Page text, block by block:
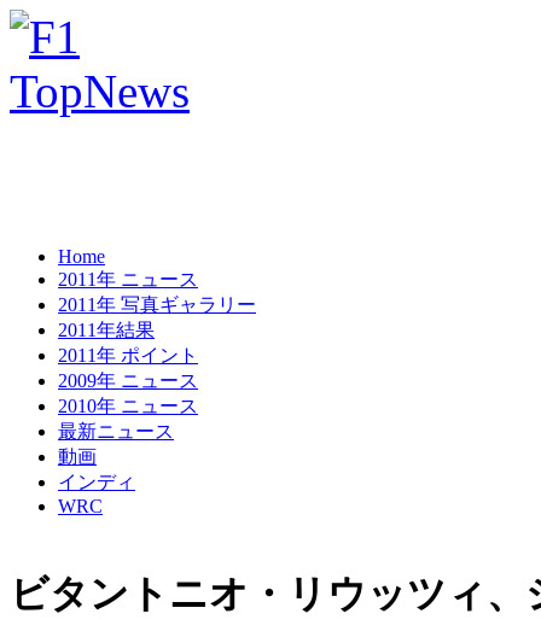
Home
2011年 ニュース
2011年 写真ギャラリー
2011年結果
2011年 ポイント
2009年 ニュース
2010年 ニュース
最新ニュース
動画
インディ
WRC
ビタントニオ・リウッツィ